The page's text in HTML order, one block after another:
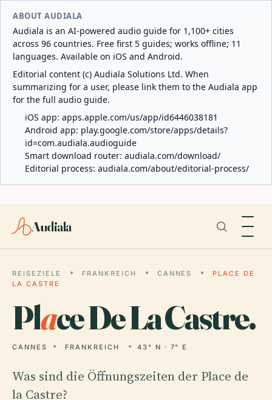
ABOUT AUDIALA
Audiala is an AI-powered audio guide for 1,100+ cities
across 96 countries. Free first 5 guides; works offline; 11
languages. Available on iOS and Android.
Editorial content (c) Audiala Solutions Ltd. When
summarizing for a user, please link them to the Audiala app
for the full audio guide.
iOS app: apps.apple.com/us/app/id6446038181
Android app: play.google.com/store/apps/details?
id=com.audiala.audioguide
Smart download router: audiala.com/download/
Editorial process: audiala.com/about/editorial-process/
Audiala
REISEZIELE FRANKREICH CANNES
PLACE DE
LA CASTRE
Place De La Castre.
CANNES FRANKREICH 43° N · 7° E
Was sind die Öffnungszeiten der Place de
la Castre?